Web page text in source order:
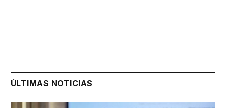
ÚLTIMAS NOTICIAS